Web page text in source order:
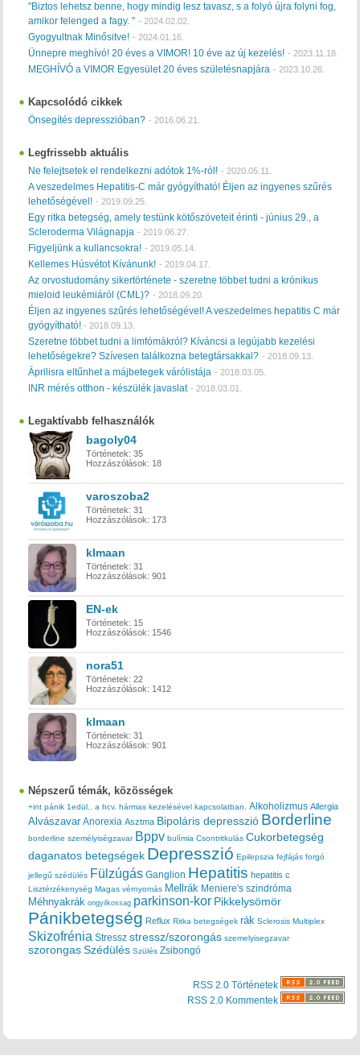
"Biztos lehetsz benne, hogy mindig lesz tavasz, s a folyó újra folyni fog,
amikor felenged a fagy. " - 2024.02.02.
Gyogyultnak Minősitve! - 2024.01.16.
Ünnepre meghívó! 20 éves a VIMOR! 10 éve az új kezelés! - 2023.11.18.
MEGHÍVÓ a VIMOR Egyesület 20 éves születésnapjára - 2023.10.26.
Kapcsolódó cikkek
Önsegítés depresszióban? - 2016.06.21.
Legfrissebb aktuális
Ne felejtsetek el rendelkezni adótok 1%-ról! - 2020.05.11.
A veszedelmes Hepatitis-C már gyógyítható! Éljen az ingyenes szűrés
lehetőségével! - 2019.09.25.
Egy ritka betegség, amely testünk kötőszöveteit érinti - június 29., a
Scleroderma Világnapja - 2019.06.27.
Figyeljünk a kullancsokra! - 2019.05.14.
Kellemes Húsvétot Kívánunk! - 2019.04.17.
Az orvostudomány sikertörténete - szeretne többet tudni a krónikus
mieloid leukémiáról (CML)? - 2018.09.20.
Éljen az ingyenes szűrés lehetőségével! A veszedelmes hepatitis C már
gyógyítható!- 2018.09.13.
Szeretne többet tudni a limfómákról? Kíváncsi a legújabb kezelési
lehetőségekre? Szívesen találkozna betegtársakkal? - 2018.09.13.
Áprilisra eltűnhet a májbetegek várólistája - 2018.03.05.
INR mérés otthon - készülék javaslat - 2018.03.01.
Legaktívabb felhasználók
bagoly04
Történetek: 35
Hozzászólások: 18
varoszoba2
Történetek: 31
Hozzászólások: 173
klmaan
Történetek: 31
Hozzászólások: 901
EN-ek
Történetek: 15
Hozzászólások: 1546
nora51
Történetek: 22
Hozzászólások: 1412
klmaan
Történetek: 31
Hozzászólások: 901
Népszerű témák, közösségek
+int pánik 1edül.. a hcv. hármas kezelésével kapcsolatban. Alkoholizmus Allergia
Alvászavar Anorexia Asztma Bipoláris depresszió Borderline
borderline személyiségzavar Bppv bulímia Csontritkulás Cukorbetegség
daganatos betegségek Depresszió Epilepszia fejfájás forgó
jellegű szédülés Fülzúgás Ganglion Hepatitis hepatitis c
Lisztérzékenység Magas vérnyomás Mellrák Meniere's szindróma
Méhnyakrák ongyilkossag parkinson-kor Pikkelysömör
Pánikbetegség Reflux Ritka betegségek rák Sclerosis Multiplex
Skizofrénia Stressz stressz/szorongás szemelyisegzavar
szorongas Szédülés Szülés Zsibongó
RSS 2.0 Történetek
RSS 2.0 Kommentek